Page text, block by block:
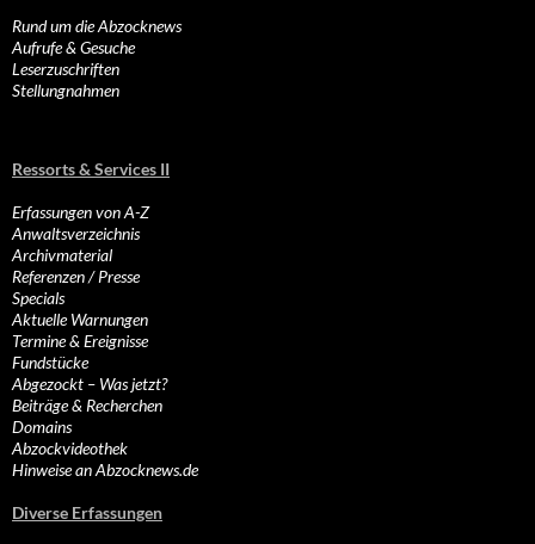
Rund um die Abzocknews
Aufrufe & Gesuche
Leserzuschriften
Stellungnahmen
Ressorts & Services II
Erfassungen von A-Z
Anwaltsverzeichnis
Archivmaterial
Referenzen / Presse
Specials
Aktuelle Warnungen
Termine & Ereignisse
Fundstücke
Abgezockt – Was jetzt?
Beiträge & Recherchen
Domains
Abzockvideothek
Hinweise an Abzocknews.de
Diverse Erfassungen